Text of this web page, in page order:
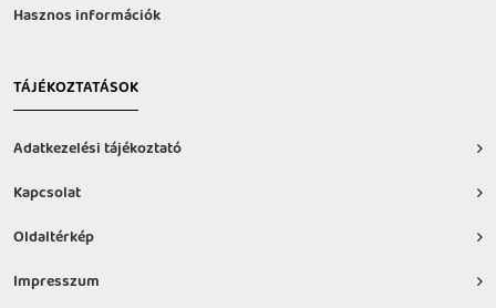
Hasznos információk
TÁJÉKOZTATÁSOK
Adatkezelési tájékoztató
Kapcsolat
Oldaltérkép
Impresszum